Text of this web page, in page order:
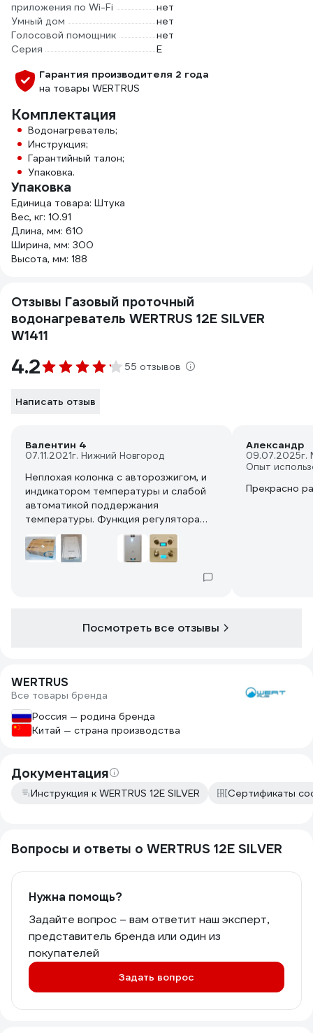
приложения по Wi-Fi
нет
Умный дом
нет
Голосовой помощник
нет
Серия
E
Гарантия производителя 2 года
на товары WERTRUS
Комплектация
Водонагреватель;
Инструкция;
Гарантийный талон;
Упаковка.
Упаковка
Единица товара: Штука
Вес, кг: 10.91
Длина, мм: 610
Ширина, мм: 300
Высота, мм: 188
Отзывы Газовый проточный
водонагреватель WERTRUS 12E SILVER
W1411
4.2 55 отзывов
Написать отзыв
Валентин 4
07.11.2021г. Нижний Новгород
Неплохая колонка с авторозжигом, и
индикатором температуры и слабой
автоматикой поддержания
температуры. Функция регулятора
потока воды не расписана, но по моим
наблюдением заключается в
согласовании с напором воды при
Мое мнение колонка переоценена по
Александр
09.07.2025г.
Опыт
Прекрасно
Посмотреть все отзывы
WERTRUS
Все товары бренда
Россия — родина бренда
Китай — страна производства
Документация
Инструкция к WERTRUS 12E SILVER Сертификаты
Вопросы и ответы о WERTRUS 12E SILVER
Нужна помощь?
Задайте вопрос – вам ответит наш эксперт,
представитель бренда или один из
покупателей
Задать вопрос